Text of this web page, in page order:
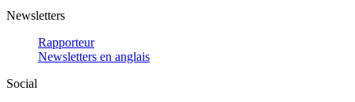
Newsletters
Rapporteur
Newsletters en anglais
Social